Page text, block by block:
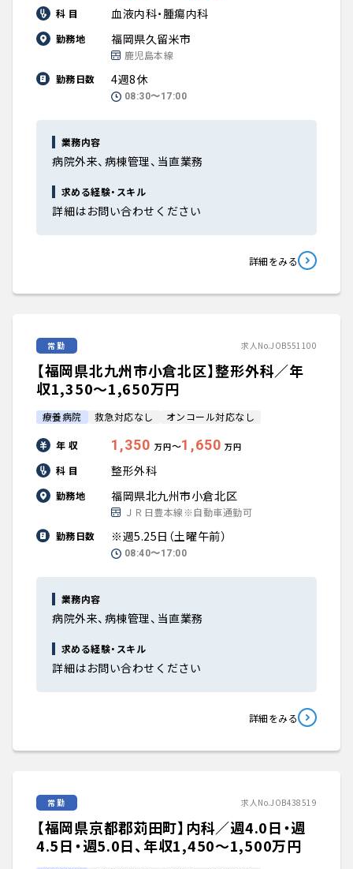
科 目 血液内科・腫瘍内科
勤務地 福岡県久留米市
鹿児島本線
勤務日数
4週8休
08:30〜17:00
業務内容
病院外来、病棟管理、当直業務
求める経験・スキル
詳細はお問い合わせください
詳細をみる
常勤 求人No.JOB551100
【福岡県北九州市小倉北区】整形外科／年
収1,350〜1,650万円
療養病院 救急対応なし オンコール対応なし
年 収 1,350 万円〜1,650 万円
科 目 整形外科
勤務地 福岡県北九州市小倉北区
ＪＲ日豊本線※自動車通勤可
勤務日数
※週5.25日（土曜午前）
08:40〜17:00
業務内容
病院外来、病棟管理、当直業務
求める経験・スキル
詳細はお問い合わせください
詳細をみる
常勤 求人No.JOB438519
【福岡県京都郡苅田町】内科／週4.0日・週
4.5日・週5.0日、年収1,450〜1,500万円